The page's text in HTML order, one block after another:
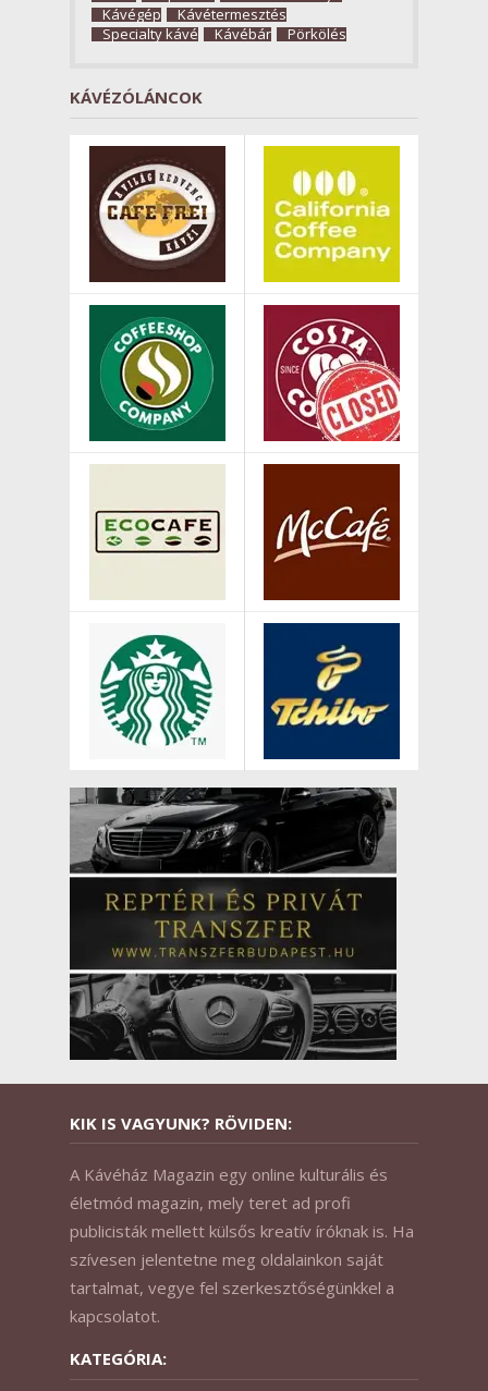
Kávégép
Kávétermesztés
Specialty kávé
Kávébár Pörkölés
KÁVÉZÓLÁNCOK
KIK IS VAGYUNK? RÖVIDEN:
A Kávéház Magazin egy online kulturális és
életmód magazin, mely teret ad profi
publicisták mellett külsős kreatív íróknak is. Ha
szívesen jelentetne meg oldalainkon saját
tartalmat, vegye fel szerkesztőségünkkel a
kapcsolatot.
KATEGÓRIA: